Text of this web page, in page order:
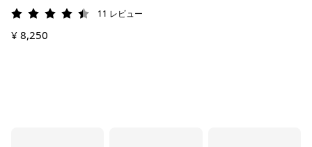
評価: 4.5 / 5
11 レビュー
¥ 8,250